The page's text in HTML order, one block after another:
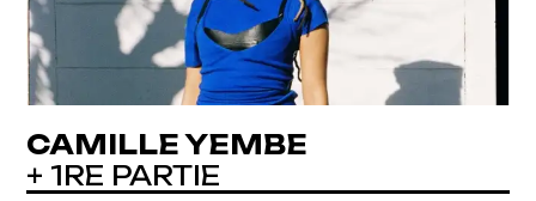
CAMILLE YEMBE
+ 1RE PARTIE